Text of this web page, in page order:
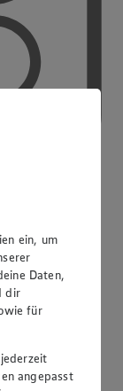
ein, um
Daten,
dir
für
angepasst